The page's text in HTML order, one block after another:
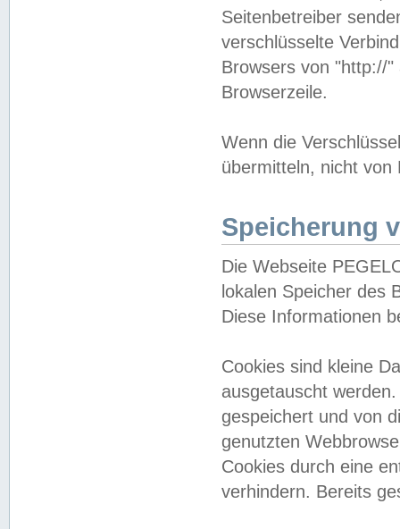
Seitenbetreiber
verschlüsselte
Browsers von "http://
Browserzeile.
Wenn die
übermitteln, nicht von
Speicherung
Die Webseite
lokalen Speicher des
Diese Informationen
Cookies sind kleine
ausgetauscht
gespeichert und von
genutzten
Cookies durch eine
verhindern. Bereits